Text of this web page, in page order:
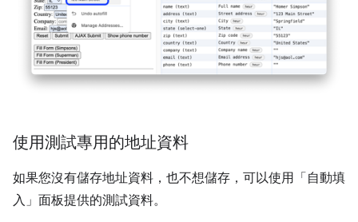
使用測試專用的地址資料
如果您沒有儲存地址資料，也不想儲存，可以使用「自動填
入」 面板提供的測試資料。